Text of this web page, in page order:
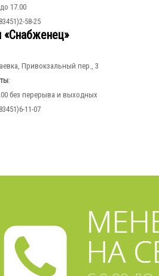
17.00
58-25
«Снабженец»
Привокзальный пер., 3
:
без перерыва и выходных
11-07